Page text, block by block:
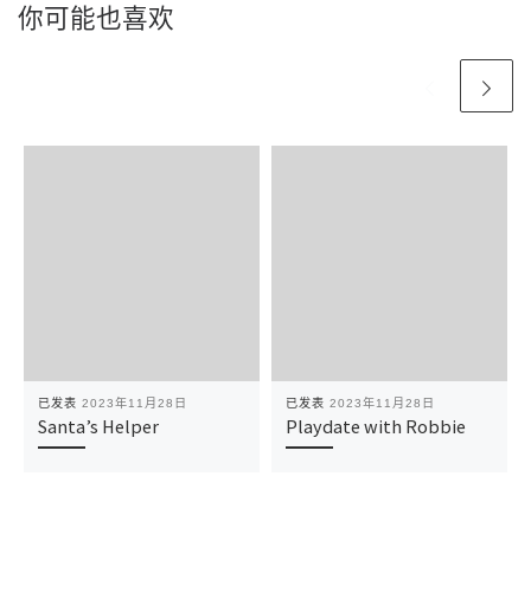
你可能也喜欢
已发表 2023年11月28日
Santa’s Helper
已发表 2023年11月28日
Playdate with Robbie